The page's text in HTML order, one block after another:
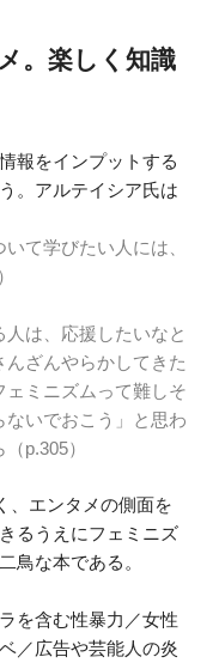
。楽しく知識
報をインプットする
。アルテイシア氏は
て学びたい人には、
は、応援したいなと
ざんやらかしてきた
ミニズムって難しそ
ないでおこう」と思わ
p.305）
、エンタメの側面を
るうえにフェミニズ
鳥な本である。
を含む性暴力／女性
／広告や芸能人の炎